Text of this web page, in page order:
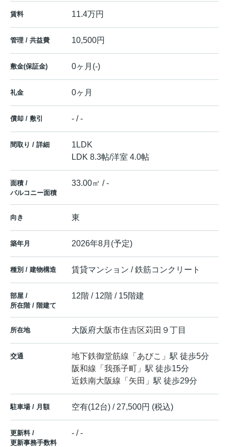
賃料 11.4万円
管理 / 共益費 10,500円
敷金(保証金) 0ヶ月(-)
礼金 0ヶ月
償却 / 敷引 - / -
間取り / 詳細
1LDK
LDK 8.3帖/洋室 4.0帖
面積 /
バルコニー面積
33.00㎡ / -
向き 東
築年月 2026年8月(予定)
種別 / 建物構造 賃貸マンション / 鉄筋コンクリート
部屋 /
所在階 / 階建て
12階 / 12階 / 15階建
所在地 大阪府大阪市住吉区苅田 ９丁目
交通 地下鉄御堂筋線 「 あびこ 」駅 徒歩5分
阪和線 「 我孫子町 」駅 徒歩15分
近鉄南大阪線 「 矢田 」駅 徒歩29分
駐車場 / 月額 空有(12台) / 27,500円 (税込)
更新料 /
更新事務手数料
- / -